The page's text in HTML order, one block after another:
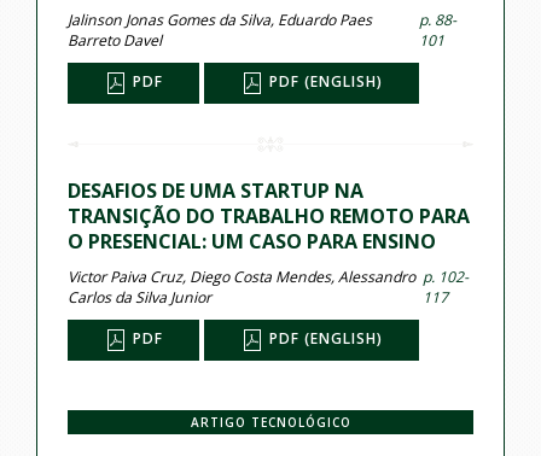
Jalinson Jonas Gomes da Silva, Eduardo Paes
Barreto Davel
p. 88-
101
PDF PDF (ENGLISH)
DESAFIOS DE UMA STARTUP NA
TRANSIÇÃO DO TRABALHO REMOTO PARA
O PRESENCIAL: UM CASO PARA ENSINO
Victor Paiva Cruz, Diego Costa Mendes, Alessandro
Carlos da Silva Junior
p. 102-
117
PDF PDF (ENGLISH)
ARTIGO TECNOLÓGICO